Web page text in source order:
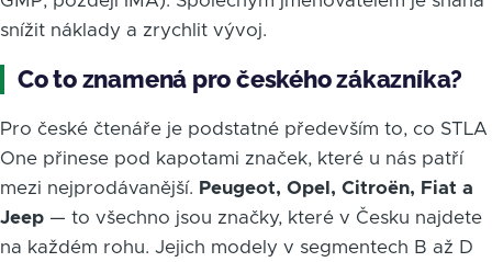
snížit náklady a zrychlit vývoj.
Co to znamená pro českého zákazníka?
Pro české čtenáře je podstatné především to, co STLA
One přinese pod kapotami značek, které u nás patří
mezi nejprodávanější. Peugeot, Opel, Citroën, Fiat a
Jeep — to všechno jsou značky, které v Česku najdete
na každém rohu. Jejich modely v segmentech B až D